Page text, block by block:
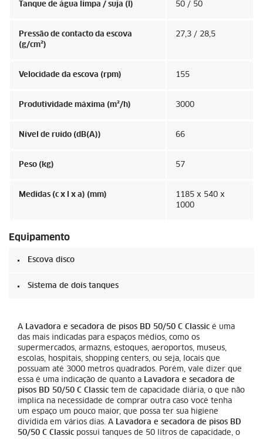
Tanque de água limpa / suja (l) 50 / 50
Pressão de contacto da escova
(g/cm²)
27,3 / 28,5
Velocidade da escova (rpm) 155
Produtividade máxima (m²/h) 3000
Nível de ruído (dB(A)) 66
Peso (kg) 57
Medidas (c x l x a) (mm)
1185 x 540 x
1000
Equipamento
Escova disco
Sistema de dois tanques
A Lavadora e secadora de pisos BD 50/50 C Classic é uma
das mais indicadas para espaços médios, como os
supermercados, armazns, estoques, aeroportos, museus,
escolas, hospitais, shopping centers, ou seja, locais que
possuam até 3000 metros quadrados. Porém, vale dizer que
essa é uma indicação de quanto a Lavadora e secadora de
pisos BD 50/50 C Classic tem de capacidade diária, o que não
implica na necessidade de comprar outra caso você tenha
um espaço um pouco maior, que possa ter sua higiene
dividida em vários dias. A Lavadora e secadora de pisos BD
50/50 C Classic possui tanques de 50 litros de capacidade, o